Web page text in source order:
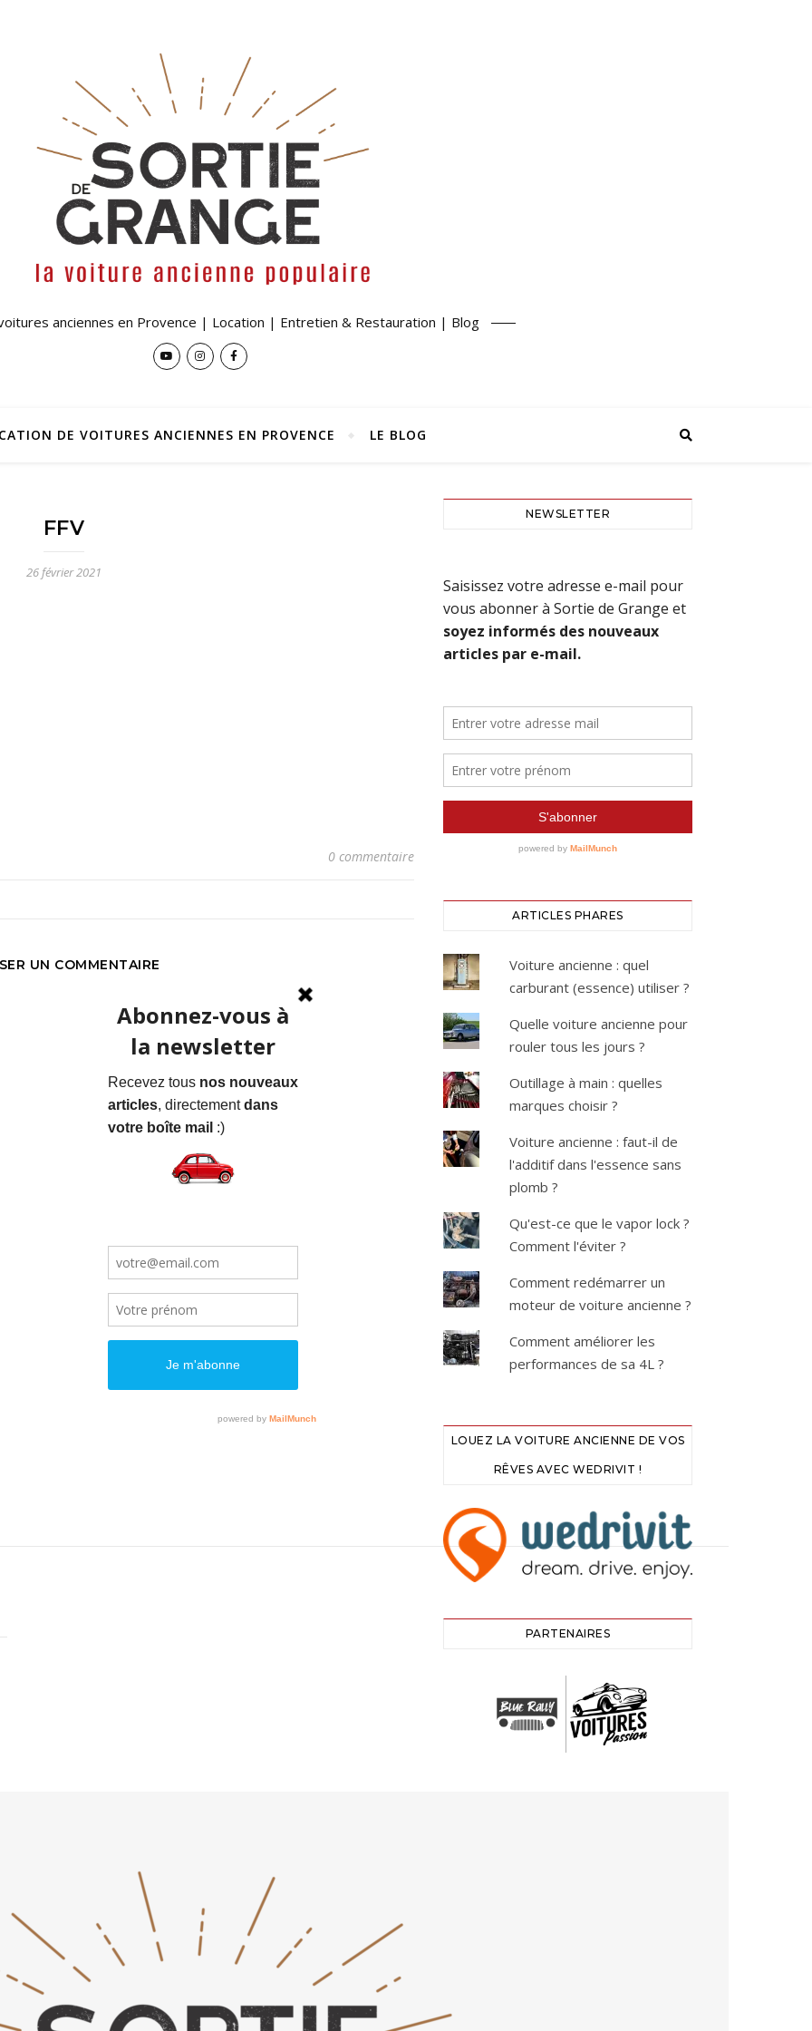
anciennes en Provence | Location | Entretien & Restauration | Blog
DE VOITURES ANCIENNES EN PROVENCE LE BLOG
FFV
26 février 2021
0 commentaire
UN COMMENTAIRE
NEWSLETTER
ARTICLES PHARES
Voiture ancienne : quel
carburant (essence) utiliser ?
Quelle voiture ancienne pour
rouler tous les jours ?
Outillage à main : quelles
marques choisir ?
Voiture ancienne : faut-il de
l'additif dans l'essence sans
plomb ?
Qu'est-ce que le vapor lock ?
Comment l'éviter ?
Comment redémarrer un
moteur de voiture ancienne ?
Comment améliorer les
performances de sa 4L ?
LOUEZ LA VOITURE ANCIENNE DE VOS
RÊVES AVEC WEDRIVIT !
PARTENAIRES